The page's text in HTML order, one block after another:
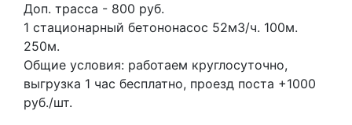
Доп. трасса - 800 руб.
1 стационарный бетононасос 52м3/ч. 100м.
250м.
Общие условия: работаем круглосуточно,
выгрузка 1 час бесплатно, проезд поста +1000
руб./шт.